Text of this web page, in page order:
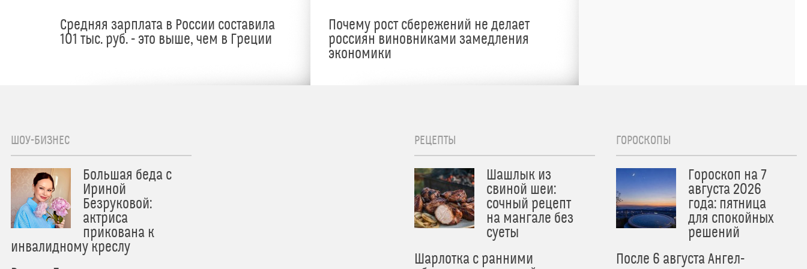
Средняя зарплата в России составила
101 тыс. руб. - это выше, чем в Греции
Почему рост сбережений не делает
россиян виновниками замедления
экономики
ШОУ-БИЗНЕС
Большая беда с
Ириной
Безруковой:
актриса
прикована к
инвалидному креслу
РЕЦЕПТЫ
Шашлык из
свиной шеи:
сочный рецепт
на мангале без
суеты
Шарлотка с ранними
ГОРОСКОПЫ
Гороскоп на 7
августа 2026
года: пятница
для спокойных
решений
После 6 августа Ангел-